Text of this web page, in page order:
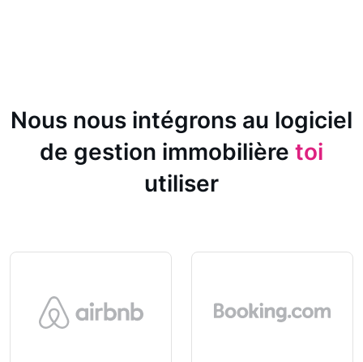
Nous nous intégrons au logiciel
de gestion immobilière toi
utiliser